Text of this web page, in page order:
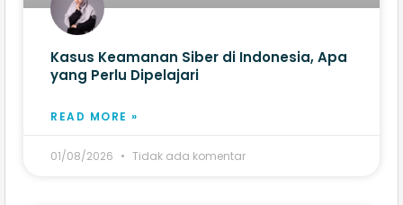
Kasus Keamanan Siber di Indonesia, Apa
yang Perlu Dipelajari
READ MORE »
01/08/2026 Tidak ada komentar